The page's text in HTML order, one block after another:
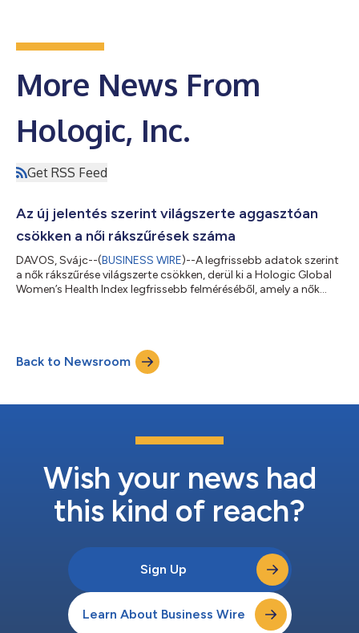
More News From
Hologic, Inc.
Get RSS Feed
Az új jelentés szerint világszerte aggasztóan
csökken a női rákszűrések száma
DAVOS, Svájc--(BUSINESS WIRE)--A legfrissebb adatok szerint
a nők rákszűrése világszerte csökken, derül ki a Hologic Global
Women’s Health Index legfrissebb felméréséből, amely a nők
az Indexet. Az Index immáron negyedik éve vet fel új aggályokat
a nők egészségének romló tendenciáival kapcsolatban. Az Index
Back to Newsroom
Wish your news had
this kind of reach?
Sign Up
Learn About Business Wire